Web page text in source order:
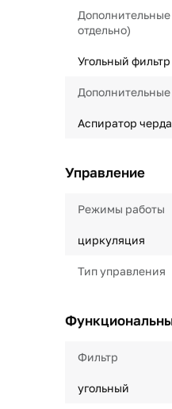
отдельно)
Угольный
Аспиратор
Управление
Режимы работы
циркуляция
Тип управления
Фильтр
угольный